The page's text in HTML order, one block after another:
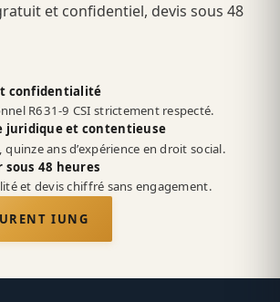
et confidentiel, devis sous 48
confidentialité
R631-9 CSI strictement respecté.
juridique et contentieuse
ans d’expérience en droit social.
48 heures
et devis chiffré sans engagement.
IUNG